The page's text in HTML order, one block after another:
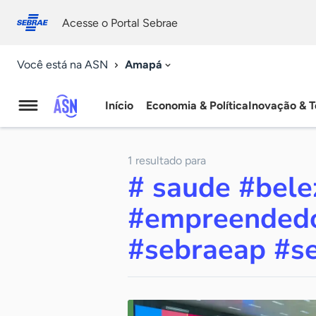
conosco
Acesse o Portal Sebrae
Você está na ASN Amapá
Agência
Notícias
Início Economia & PolíticaInovação &
1 resultado para
# saude
#sebraeap